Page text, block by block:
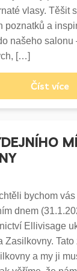
BLOND ME *
(Barvení
vlasy. Těšit
poznatků a
našeho salonu
[…]
Číst více
bychom
dnem
Ellivisage
Zasilkovny.
a my ji